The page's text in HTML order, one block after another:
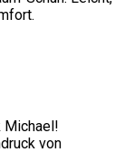
Michael!
von